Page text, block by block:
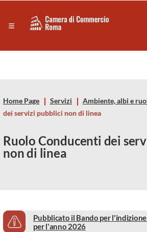
Servizi
Risorse Principali
Camera
di
Roma
-
Roma
Home Page Servizi Ambiente, albi e
dei servizi pubblici non di linea
Ruolo Conducenti dei
non di linea
Pubblicato il Bando per
per l'anno 2026